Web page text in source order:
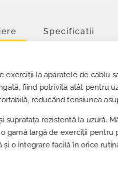
Specificatii
exerciții la aparatele de cablu
fiind potrivită atât pentru
reducând tensiunea
suprafața rezistentă la uzură.
largă de exerciții pentru
o integrare facilă în orice